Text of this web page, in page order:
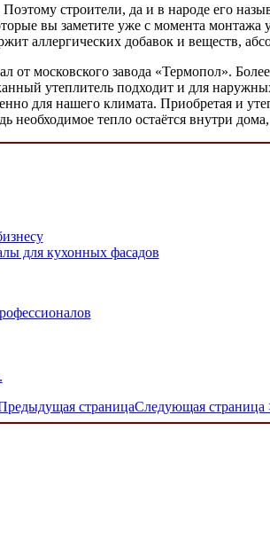
строители, да и в народе его
вы заметите уже с момента
аллергических добавок и веществ,
от московского завода «Термопол».
утеплитель подходит и для
для нашего климата. Приобретая и
тепло остаётся внутри
для кухонных фасадов
страницаСледующая страница